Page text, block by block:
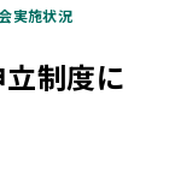
実施状況
立制度に